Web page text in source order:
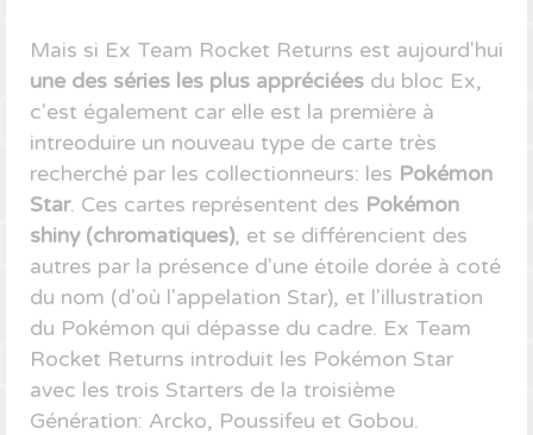
Mais si Ex Team Rocket Returns est aujourd'hui
une des séries les plus appréciées du bloc Ex,
c'est également car elle est la première à
intreoduire un nouveau type de carte très
recherché par les collectionneurs: les Pokémon
Star. Ces cartes représentent des Pokémon
shiny (chromatiques), et se différencient des
autres par la présence d'une étoile dorée à coté
du nom (d'où l'appelation Star), et l'illustration
du Pokémon qui dépasse du cadre. Ex Team
Rocket Returns introduit les Pokémon Star
avec les trois Starters de la troisième
Génération: Arcko, Poussifeu et Gobou.